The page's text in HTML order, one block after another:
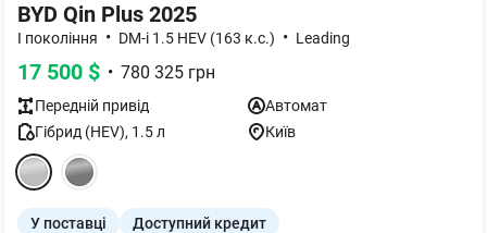
BYD Qin Plus 2025
I покоління • DM-i 1.5 HEV (163 к.с.) • Leading
17 500 $ • 780 325 грн
Передній привід
Автомат
Гібрид (HEV), 1.5л Київ
У поставці Доступний кредит